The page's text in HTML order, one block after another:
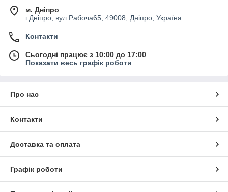
м. Дніпро
г.Дніпро, вул.Рабоча65, 49008, Дніпро, Україна
Контакти
Сьогодні працює з 10:00 до 17:00
Показати весь графік роботи
Про нас
Контакти
Доставка та оплата
Графік роботи